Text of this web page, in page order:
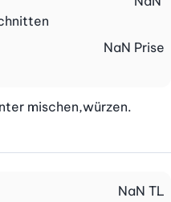
NaN Prise
mischen,würzen.
NaN TL